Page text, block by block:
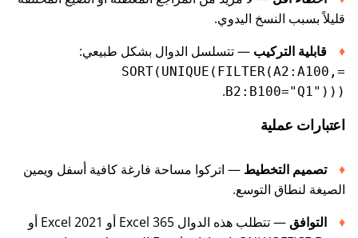
قليلاً بسبب النسخ اليدوي.
قابلية التركيب — تتسلسل الدوال بشكل طبيعي:
=SORT(UNIQUE(FILTER(A2:A100,
B2:B100="Q1")))
.
اعتبارات عملية
تصميم التخطيط — اتركوا مساحة فارغة كافية أسفل ويمين
الصيغة لنطاق التوسع.
التوافق
— تتطلب هذه الدوال Excel 365 أو Excel 2021 أو